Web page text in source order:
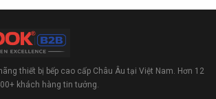
thiết bị bếp cao cấp Châu Âu tại Việt Nam. Hơn 12
khách hàng tin tưởng.